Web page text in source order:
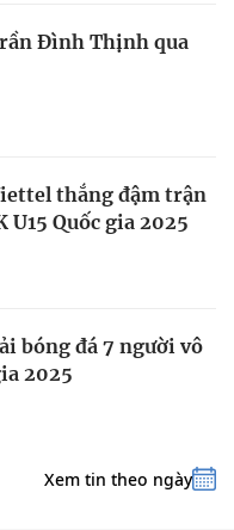
Đình Thịnh qua
thắng đậm trận
U15 Quốc gia 2025
bóng đá 7 người vô
2025
Xem tin theo ngày